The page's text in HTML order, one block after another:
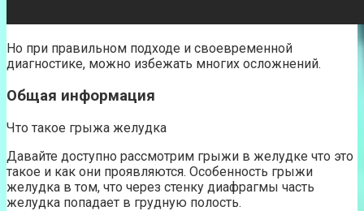
Но при правильном подходе и своевременной
диагностике, можно избежать многих осложнений.
Общая информация
Что такое грыжа желудка
Давайте доступно рассмотрим грыжи в желудке что это
такое и как они проявляются. Особенность грыжи
желудка в том, что через стенку диафрагмы часть
желудка попадает в грудную полость.